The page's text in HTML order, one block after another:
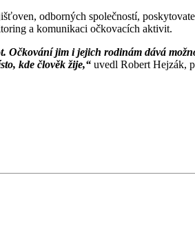
odborných společností,
a komunikaci očkovacích aktivit.
jim i jejich rodinám dává
kde člověk žije,“ uvedl Robert Hejzák,